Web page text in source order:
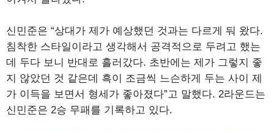
신민준은 “상대가 제가 예상했던 것과는 다르게 둬 왔다.
침착한 스타일이라고 생각해서 공격적으로 두려고 했는
데 두다 보니 반대로 흘러갔다. 초반에는 제가 그렇지 좋
지 않았던 것 같은데 흑이 조금씩 느슨하게 두는 사이 제
가 이득을 보면서 형세가 좋아졌다”고 말했다. 2라운드는
신민준은 2승 무패를 기록하고 있다.